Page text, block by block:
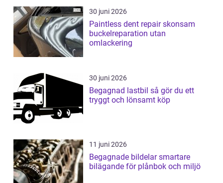
30 juni 2026
Paintless dent repair skonsam
buckelreparation utan
omlackering
30 juni 2026
Begagnad lastbil så gör du ett
tryggt och lönsamt köp
11 juni 2026
Begagnade bildelar smartare
bilägande för plånbok och miljö